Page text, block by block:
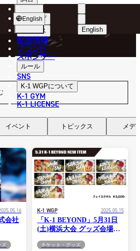
English
한국어
中文（繁體
العربية
ショップ
ニュース
配信情報
ブランド
スポンサー
ルール
SNS
K-1 WGPについて
K-1 GYM
K-1 LICENSE
English
NEWS
ニュース
イベント トピックス メデ
会社
ット
ズ
K-1 WGP 2025.05.15
「K-1 BEYOND」5月31日
(土)横浜大会 グッズ会場販
チケット・グッズ